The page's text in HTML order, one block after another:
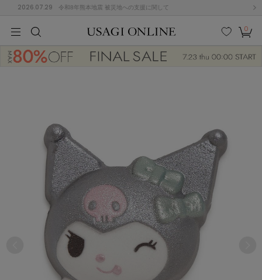
2026.07.29 令和8年熊本地震 被災地への支援に関して
に入
ト
0
ス/ドレス (1144)
ームウェア (535)
K
R S U
Y
その
他